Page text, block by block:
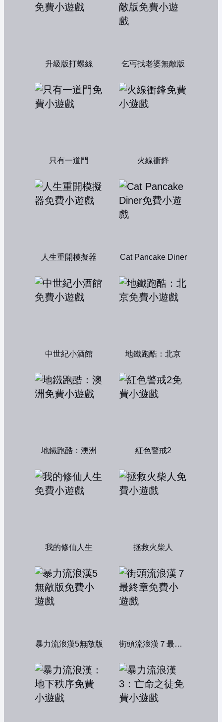
升級版打螺絲 乞丐找老婆無敵版
只有一道門 火線衝鋒
人生重開模擬器 Cat Pancake Diner
中世紀小酒館 地鐵跑酷：北京
地鐵跑酷：澳洲 紅色警戒2
我的修仙人生 拯救火柴人
暴力流浪漢5無敵版 街頭流浪漢７最終章